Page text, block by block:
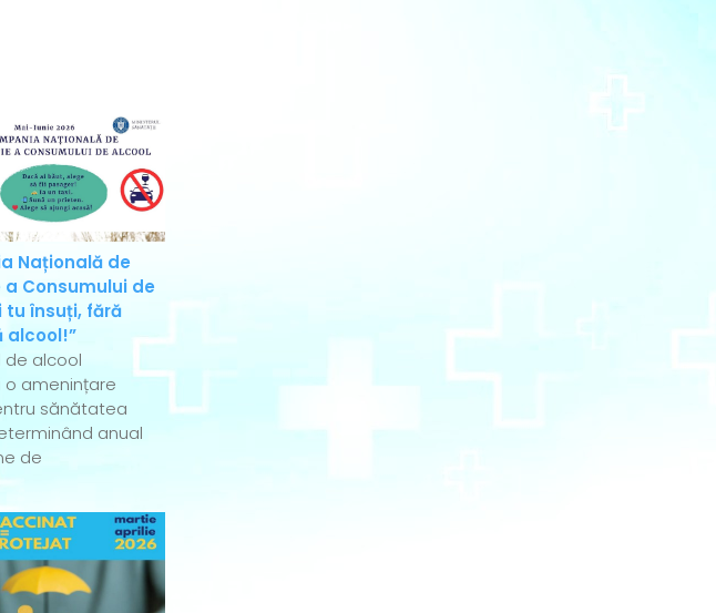
Națională de
a Consumului de
tu însuți, fără
alcool!”
de alcool
o amenințare
sănătatea
anual
de